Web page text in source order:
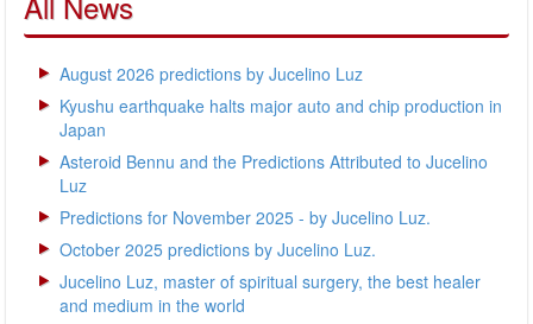
August 2026 predictions by Jucelino Luz
Kyushu earthquake halts major auto and chip production in
Japan
Asteroid Bennu and the Predictions Attributed to Jucelino
Luz
Predictions for November 2025 - by Jucelino Luz.
October 2025 predictions by Jucelino Luz.
Jucelino Luz, master of spiritual surgery, the best healer
and medium in the world